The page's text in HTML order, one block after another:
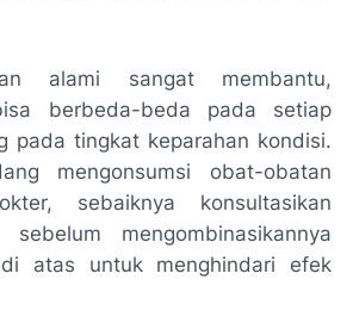
alami sangat membantu,
berbeda-beda pada setiap
pada tingkat keparahan kondisi.
mengonsumsi obat-obatan
sebaiknya konsultasikan
mengombinasikannya
atas untuk menghindari efek